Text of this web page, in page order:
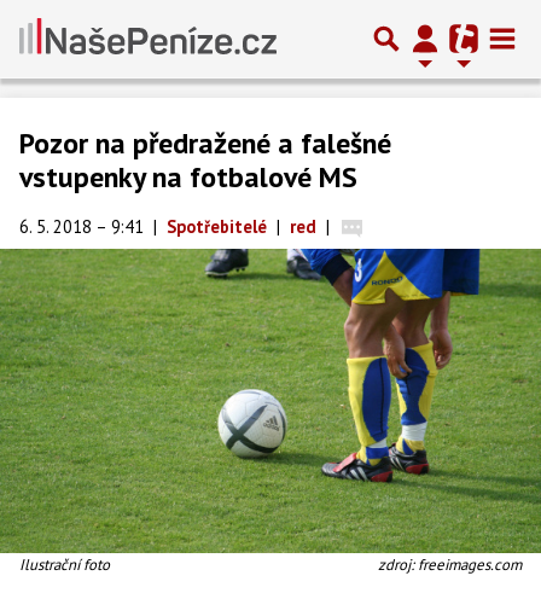
Pozor na předražené a falešné
vstupenky na fotbalové MS
6. 5. 2018 – 9:41 | Spotřebitelé | red |
Ilustrační foto zdroj: freeimages.com